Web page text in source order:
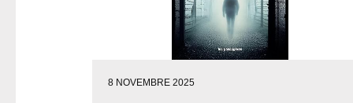
8 NOVEMBRE 2025